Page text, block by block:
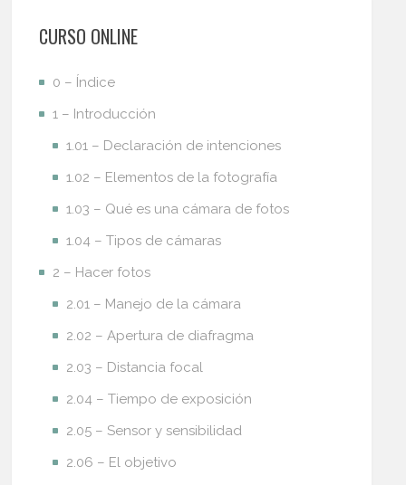
CURSO ONLINE
0 – Índice
1 – Introducción
1.01 – Declaración de intenciones
1.02 – Elementos de la fotografía
1.03 – Qué es una cámara de fotos
1.04 – Tipos de cámaras
2 – Hacer fotos
2.01 – Manejo de la cámara
2.02 – Apertura de diafragma
2.03 – Distancia focal
2.04 – Tiempo de exposición
2.05 – Sensor y sensibilidad
2.06 – El objetivo